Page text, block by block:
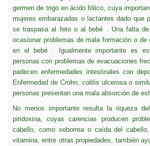
germen de trigo en ácido fólico, cuya
mujeres embarazadas o lactantes dado que
se traspasa al feto o al bebé . Una falta
ocasionar problemas de mala formación o de
en el bebé . Igualmente importante es
personas con problemas de evacuaciones
padecen enfermedades intestinales con
Enfermedad de Crohn, colitis ulcerosa o
personas presentan una mala absorción de
No menos importante resulta la riqueza
piridoxina, cuyas carencias producen
cabello, como seborrea o caída del
vitamina, entre otras propiedades, también